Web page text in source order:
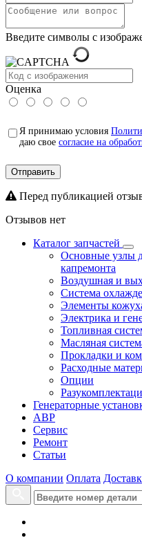
Введите символы с
Оценка
Я принимаю условия
даю свое согласие на
Отправить
Перед публикацией
Отзывов нет
Каталог запчастей
Основные узлы
капремонта
Воздушная и
Система
Элементы
Электрика и
Топливная
Масляная
Прокладки и
Расходные
Опции
Генераторные
АВР
Сервис
Ремонт
Статьи
О компании Оплата